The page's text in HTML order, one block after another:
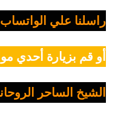
راسلنا علي الواتساب
أو قم بزيارة أحدي
الشيخ الساحر